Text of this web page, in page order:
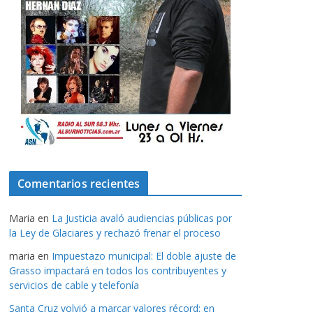
Comentarios recientes
Maria en La Justicia avaló audiencias públicas por
la Ley de Glaciares y rechazó frenar el proceso
maria en Impuestazo municipal: El doble ajuste de
Grasso impactará en todos los contribuyentes y
servicios de cable y telefonía
Santa Cruz volvió a marcar valores récord: en